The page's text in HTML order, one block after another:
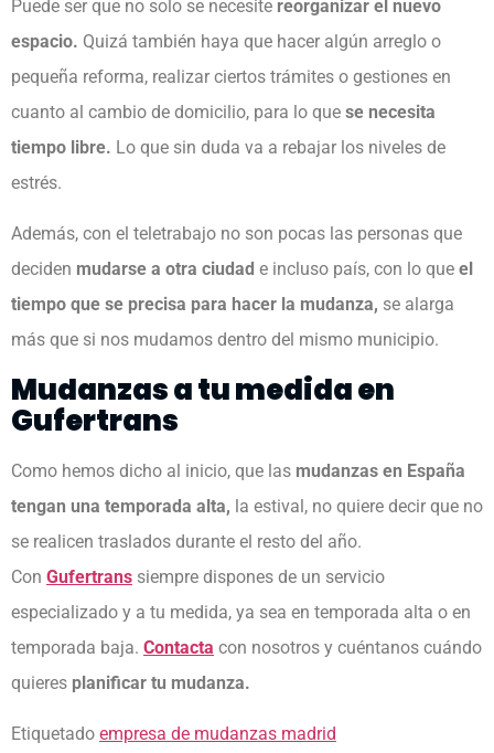
Puede ser que no solo se necesite reorganizar el nuevo
espacio. Quizá también haya que hacer algún arreglo o
pequeña reforma, realizar ciertos trámites o gestiones en
cuanto al cambio de domicilio, para lo que se necesita
tiempo libre. Lo que sin duda va a rebajar los niveles de
estrés.
Además, con el teletrabajo no son pocas las personas que
deciden mudarse a otra ciudad e incluso país, con lo que el
tiempo que se precisa para hacer la mudanza, se alarga
más que si nos mudamos dentro del mismo municipio.
Mudanzas a tu medida en
Gufertrans
Como hemos dicho al inicio, que las mudanzas en España
tengan una temporada alta, la estival, no quiere decir que no
se realicen traslados durante el resto del año.
Con Gufertrans siempre dispones de un servicio
especializado y a tu medida, ya sea en temporada alta o en
temporada baja. Contacta con nosotros y cuéntanos cuándo
quieres planificar tu mudanza.
Etiquetado empresa de mudanzas madrid